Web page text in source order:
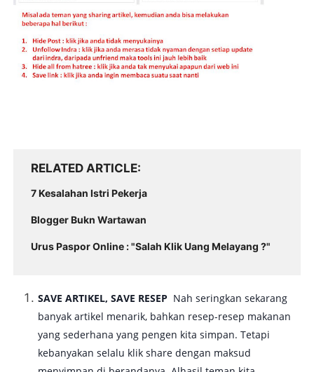
RELATED ARTICLE
7 Kesalahan Istri Pekerja
Blogger Bukn Wartawan
Urus Paspor Online : "Salah Klik Uang Melayang ?"
SAVE ARTIKEL, SAVE RESEP Nah seringkan sekarang
banyak artikel menarik, bahkan resep-resep makanan
yang sederhana yang pengen kita simpan. Tetapi
kebanyakan selalu klik share dengan maksud